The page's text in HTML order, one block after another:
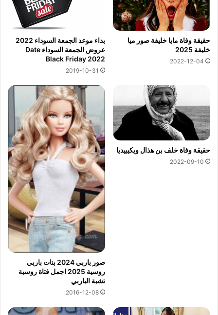
حقيقة وفاة مايا خليفة صور ميا
خليفة 2025
2022-12-04
بداء موعد الجمعة السوداء 2022
عروض الجمعة السوداء Date
Black Friday 2022
2019-10-31
حقيقة وفاة خلف بن هذال ويكيبيديا
2022-09-10
صور باربي 2024 بنات باربي
روسية 2025 اجمل فتاة روسية
تشبة الباربي
2016-12-08